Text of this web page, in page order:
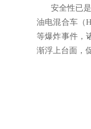
安全性已
油电混合车（
等爆炸事件，
渐浮上台面，